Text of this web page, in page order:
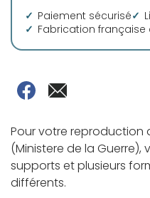
Paiement sécurisé
Fabrication française
Pour votre reproduction
(Ministere de la Guerre),
supports et plusieurs
différents.